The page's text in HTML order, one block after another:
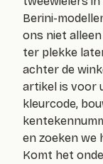
Berini-
ons niet
ter plekke
achter de
artikel is voor
kleurcode,
en zoeken we
Komt het